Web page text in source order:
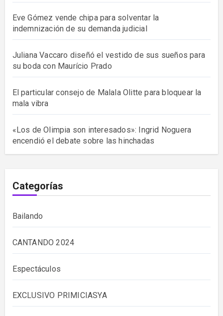
Eve Gómez vende chipa para solventar la
indemnización de su demanda judicial
Juliana Vaccaro diseñó el vestido de sus sueños para
su boda con Maurício Prado
El particular consejo de Malala Olitte para bloquear la
mala vibra
«Los de Olimpia son interesados»: Ingrid Noguera
encendió el debate sobre las hinchadas
Categorías
Bailando
CANTANDO 2024
Espectáculos
EXCLUSIVO PRIMICIASYA